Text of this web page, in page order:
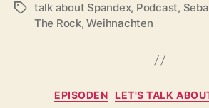
Schlagwörter
talk about Spandex, Podcast,
The Rock,Weihnachten
EPISODEN LET'S TALK